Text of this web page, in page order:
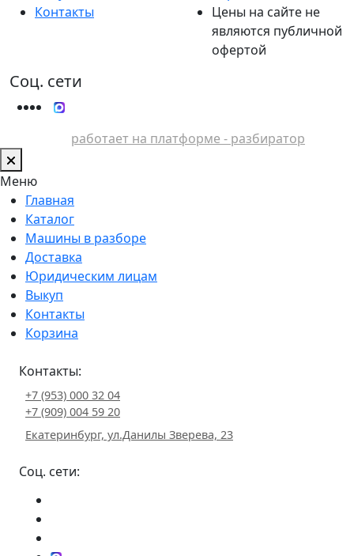
Контакты
Цены на сайте не
являются публичной
офертой
Соц. сети
работает на платформе - разбиратор
Меню
Главная
Каталог
Машины в разборе
Доставка
Юридическим лицам
Выкуп
Контакты
Корзина
Контакты:
+7 (953) 000 32 04
+7 (909) 004 59 20
Екатеринбург, ул.Данилы Зверева, 23
Соц. сети: